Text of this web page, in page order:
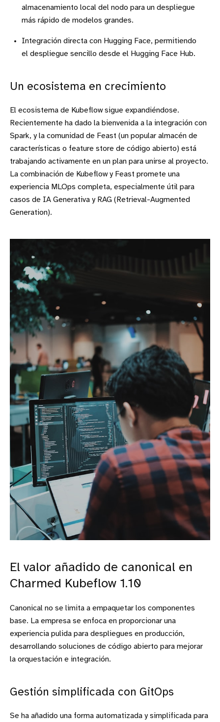
almacenamiento local del nodo para un despliegue
más rápido de modelos grandes.
Integración directa con Hugging Face, permitiendo
el despliegue sencillo desde el Hugging Face Hub.
Un ecosistema en crecimiento
El ecosistema de Kubeflow sigue expandiéndose.
Recientemente ha dado la bienvenida a la integración con
Spark, y la comunidad de Feast (un popular almacén de
características o feature store de código abierto) está
trabajando activamente en un plan para unirse al proyecto.
La combinación de Kubeflow y Feast promete una
experiencia MLOps completa, especialmente útil para
casos de IA Generativa y RAG (Retrieval-Augmented
Generation).
El valor añadido de canonical en
Charmed Kubeflow 1.10
Canonical no se limita a empaquetar los componentes
base. La empresa se enfoca en proporcionar una
experiencia pulida para despliegues en producción,
desarrollando soluciones de código abierto para mejorar
la orquestación e integración.
Gestión simplificada con GitOps
Se ha añadido una forma automatizada y simplificada para